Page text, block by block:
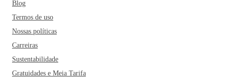
Blog
Termos de uso
Nossas políticas
Carreiras
Sustentabilidade
Gratuidades e Meia Tarifa